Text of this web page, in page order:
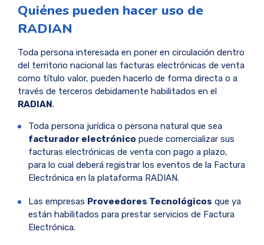
Quiénes pueden hacer uso de
RADIAN
Toda persona interesada en poner en circulación dentro
del territorio nacional las facturas electrónicas de venta
como título valor, pueden hacerlo de forma directa o a
través de terceros debidamente habilitados en el
RADIAN.
Toda persona jurídica o persona natural que sea
facturador electrónico puede comercializar sus
facturas electrónicas de venta con pago a plazo,
para lo cual deberá registrar los eventos de la Factura
Electrónica en la plataforma RADIAN.
Las empresas Proveedores Tecnológicos que ya
están habilitados para prestar servicios de Factura
Electrónica.